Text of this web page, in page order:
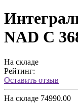
NAD C
На складе
Рейтинг:
Оставить отзыв
На складе 74990.00